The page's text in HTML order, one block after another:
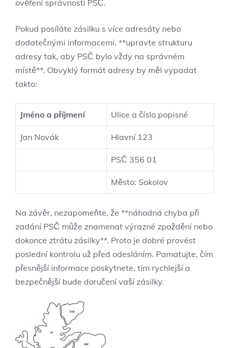
ověření správnosti PSČ.
Pokud posíláte zásilku s více adresáty nebo
dodatečnými informacemi, **upravte strukturu
adresy tak, aby PSČ bylo vždy na správném
místě**. Obvyklý formát adresy by měl vypadat
takto:
Jméno a příjmení Ulice a číslo popisné
Jan Novák Hlavní 123
PSČ 356 01
Město: Sokolov
Na závěr, nezapomeňte, že **náhodná chyba při
zadání PSČ může znamenat výrazné zpoždění nebo
dokonce ztrátu zásilky**. Proto je dobré provést
poslední kontrolu už před odesláním. Pamatujte, čím
přesnější informace poskytnete, tím rychlejší a
bezpečnější bude doručení vaší zásilky.